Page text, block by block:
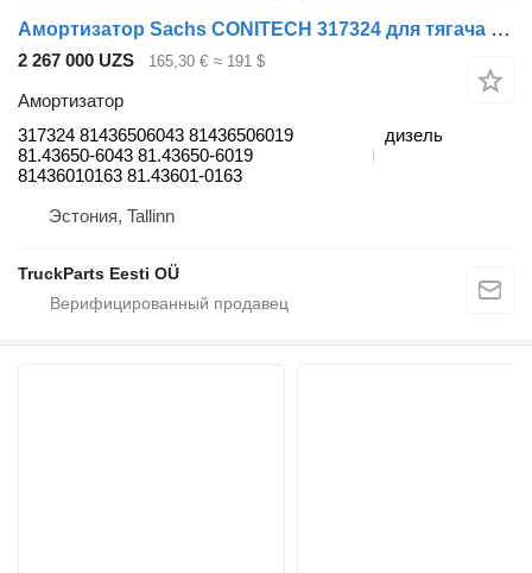
Амортизатор Sachs CONITECH 317324 для тягача MAN TGL, TGM, TGS, TGX (2005-2021)
2 267 000 UZS 165,30 € ≈ 191 $
Амортизатор
317324 81436506043 81436506019
81.43650-6043 81.43650-6019
81436010163 81.43601-0163
дизель
Эстония, Tallinn
TruckParts Eesti OÜ